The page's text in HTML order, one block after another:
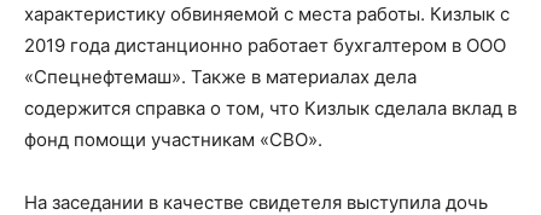
характеристику обвиняемой с места работы. Кизлык с
2019 года дистанционно работает бухгалтером в ООО
«Спецнефтемаш». Также в материалах дела
содержится справка о том, что Кизлык сделала вклад в
фонд помощи участникам «СВО».
На заседании в качестве свидетеля выступила дочь